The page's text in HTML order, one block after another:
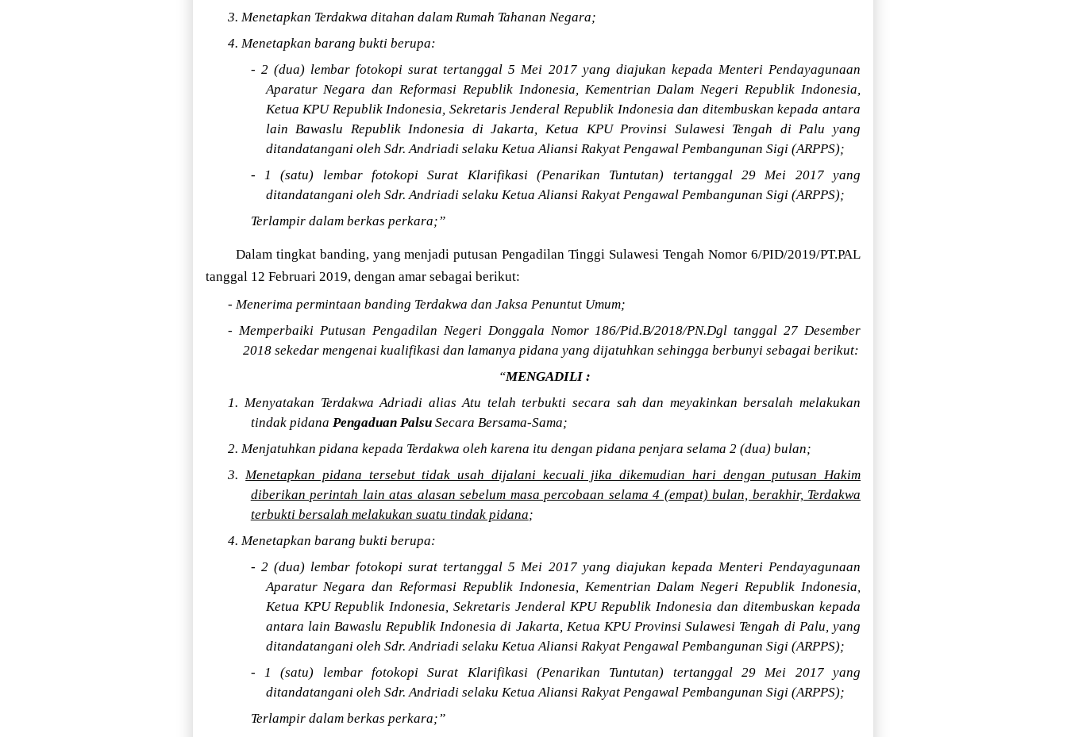
3. Menetapkan Terdakwa ditahan dalam Rumah Tahanan Negara;
4. Menetapkan barang bukti berupa:
- 2 (dua) lembar fotokopi surat tertanggal 5 Mei 2017 yang diajukan kepada Menteri Pendayagunaan
Aparatur Negara dan Reformasi Republik Indonesia, Kementrian Dalam Negeri Republik Indonesia,
Ketua KPU Republik Indonesia, Sekretaris Jenderal Republik Indonesia dan ditembuskan kepada antara
lain Bawaslu Republik Indonesia di Jakarta, Ketua KPU Provinsi Sulawesi Tengah di Palu yang
ditandatangani oleh Sdr. Andriadi selaku Ketua Aliansi Rakyat Pengawal Pembangunan Sigi (ARPPS);
- 1 (satu) lembar fotokopi Surat Klarifikasi (Penarikan Tuntutan) tertanggal 29 Mei 2017 yang
ditandatangani oleh Sdr. Andriadi selaku Ketua Aliansi Rakyat Pengawal Pembangunan Sigi (ARPPS);
Terlampir dalam berkas perkara;”
Dalam tingkat banding, yang menjadi putusan Pengadilan Tinggi Sulawesi Tengah Nomor 6/PID/2019/PT.PAL
tanggal 12 Februari 2019, dengan amar sebagai berikut:
- Menerima permintaan banding Terdakwa dan Jaksa Penuntut Umum;
- Memperbaiki Putusan Pengadilan Negeri Donggala Nomor 186/Pid.B/2018/PN.Dgl tanggal 27 Desember
2018 sekedar mengenai kualifikasi dan lamanya pidana yang dijatuhkan sehingga berbunyi sebagai berikut:
“MENGADILI :
1. Menyatakan Terdakwa Adriadi alias Atu telah terbukti secara sah dan meyakinkan bersalah melakukan
tindak pidana Pengaduan PalsuSecara Bersama-Sama;
2. Menjatuhkan pidana kepada Terdakwa oleh karena itu dengan pidana penjara selama 2 (dua) bulan;
3.Menetapkan pidana tersebut tidak usah dijalani kecuali jika dikemudian hari dengan putusan Hakim
diberikan perintah lain atas alasan sebelum masa percobaan selama 4 (empat) bulan, berakhir, Terdakwa
terbukti bersalah melakukan suatu tindak pidana;
4. Menetapkan barang bukti berupa:
- 2 (dua) lembar fotokopi surat tertanggal 5 Mei 2017 yang diajukan kepada Menteri Pendayagunaan
Aparatur Negara dan Reformasi Republik Indonesia, Kementrian Dalam Negeri Republik Indonesia,
Ketua KPU Republik Indonesia, Sekretaris Jenderal KPU Republik Indonesia dan ditembuskan kepada
antara lain Bawaslu Republik Indonesia di Jakarta, Ketua KPU Provinsi Sulawesi Tengah di Palu, yang
ditandatangani oleh Sdr. Andriadi selaku Ketua Aliansi Rakyat Pengawal Pembangunan Sigi (ARPPS);
- 1 (satu) lembar fotokopi Surat Klarifikasi (Penarikan Tuntutan) tertanggal 29 Mei 2017 yang
ditandatangani oleh Sdr. Andriadi selaku Ketua Aliansi Rakyat Pengawal Pembangunan Sigi (ARPPS);
Terlampir dalam berkas perkara;”